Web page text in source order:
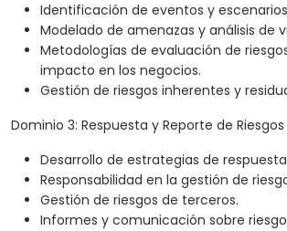
Identificación de eventos y
Modelado de amenazas y análisis de
Metodologías de evaluación de
impacto en los negocios.
Gestión de riesgos inherentes y
Dominio 3: Respuesta y Reporte de Riesgos
Desarrollo de estrategias de
Responsabilidad en la gestión de
Gestión de riesgos de terceros.
Informes y comunicación sobre